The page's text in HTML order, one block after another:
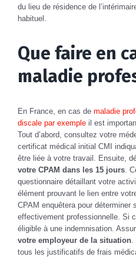
du lieu de résidence de
habituel.
Que faire en
maladie
En France, en cas de maladie
discale par exemple il est
Tout d’abord, consultez votre
certificat médical initial CMI
être liée à votre travail. Ensuite,
votre CPAM dans les 15 jours .
questionnaire détaillant votre
élément prouvant le lien entre
CPAM enquêtera pour déterminer
effectivement professionnelle. Si
éligible à une indemnisation.
votre employeur de la situation
tous les justificatifs de frais